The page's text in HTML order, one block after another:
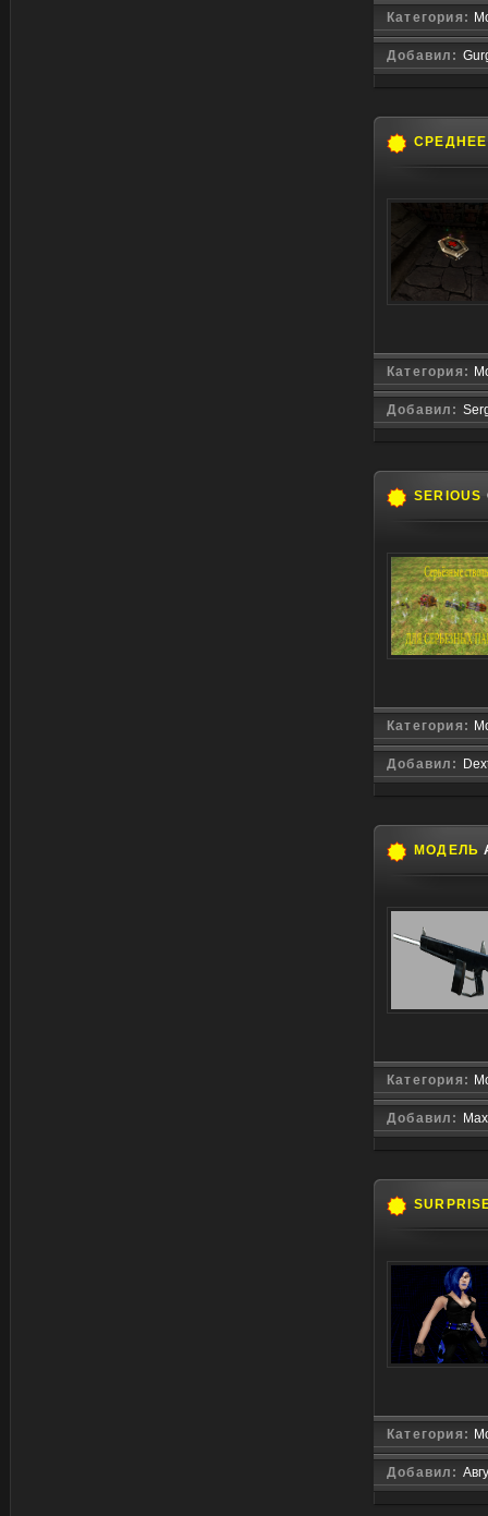
Категория:
Добавил:
СРЕДНЕЕ
Категория:
Добавил:
SERIOUS
Категория:
Добавил:
МОДЕЛЬ
Категория:
Добавил:
Категория:
Добавил: